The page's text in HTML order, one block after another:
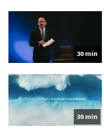
30 min
30 min